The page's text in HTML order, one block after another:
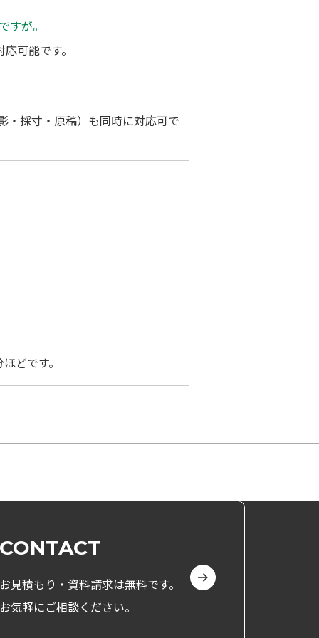
が。
可能です。
・採寸・原稿）も同時に対応可で
どです。
CONTACT
お見積もり・資料請求は無料です。
お気軽にご相談ください。